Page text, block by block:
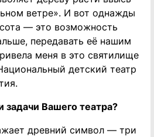
ветре». И вот однажды
— это возможность
передавать её нашим
меня в это святилище
детский театр
задачи Вашего театра?
древний символ — три